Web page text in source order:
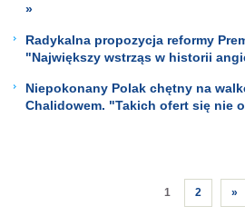
»
Radykalna propozycja reformy
"Największy wstrząs w historii
Niepokonany Polak chętny na
Chalidowem. "Takich ofert się nie
1 2 »